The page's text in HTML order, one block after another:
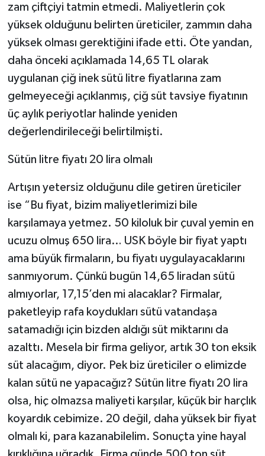
zam çiftçiyi tatmin etmedi. Maliyetlerin çok
yüksek olduğunu belirten üreticiler, zammın daha
yüksek olması gerektiğini ifade etti. Öte yandan,
daha önceki açıklamada 14,65 TL olarak
uygulanan çiğ inek sütü litre fiyatlarına zam
gelmeyeceği açıklanmış, çiğ süt tavsiye fiyatının
üç aylık periyotlar halinde yeniden
değerlendirileceği belirtilmişti.
Sütün litre fiyatı 20 lira olmalı
Artışın yetersiz olduğunu dile getiren üreticiler
ise “Bu fiyat, bizim maliyetlerimizi bile
karşılamaya yetmez. 50 kiloluk bir çuval yemin en
ucuzu olmuş 650 lira… USK böyle bir fiyat yaptı
ama büyük firmaların, bu fiyatı uygulayacaklarını
sanmıyorum. Çünkü bugün 14,65 liradan sütü
almıyorlar, 17,15’den mi alacaklar? Firmalar,
paketleyip rafa koydukları sütü vatandaşa
satamadığı için bizden aldığı süt miktarını da
azalttı. Mesela bir firma geliyor, artık 30 ton eksik
süt alacağım, diyor. Pek biz üreticiler o elimizde
kalan sütü ne yapacağız? Sütün litre fiyatı 20 lira
olsa, hiç olmazsa maliyeti karşılar, küçük bir harçlık
koyardık cebimize. 20 değil, daha yüksek bir fiyat
olmalı ki, para kazanabilelim. Sonuçta yine hayal